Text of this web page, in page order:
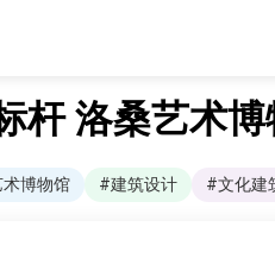
杆 洛桑艺术
博物馆 #建筑设计 #文化建